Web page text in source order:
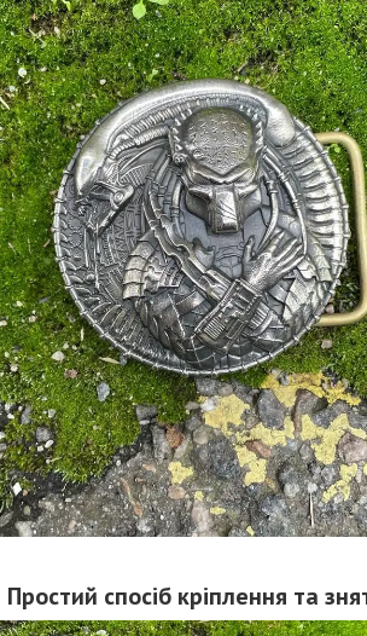
Простий спосіб кріплення та